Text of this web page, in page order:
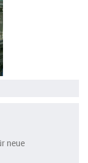
neue